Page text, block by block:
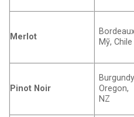
Merlot
Mỹ, Chile
Pinot Noir
Oregon,
NZ